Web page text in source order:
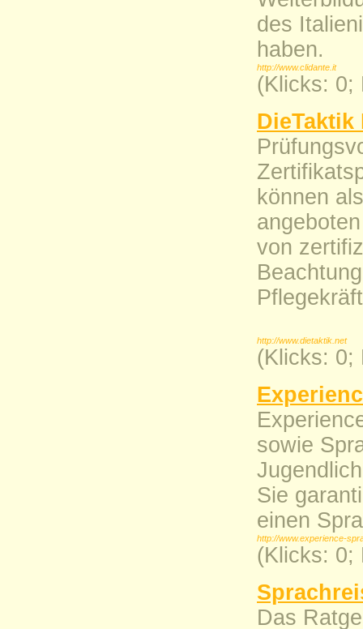
des
haben.
http://www.clidante.it
(Klicks: 0;
können
von
http://www.dietaktik.net
(Klicks: 0;
sowie
Sie
einen
http://www.experience-
(Klicks: 0;
Das